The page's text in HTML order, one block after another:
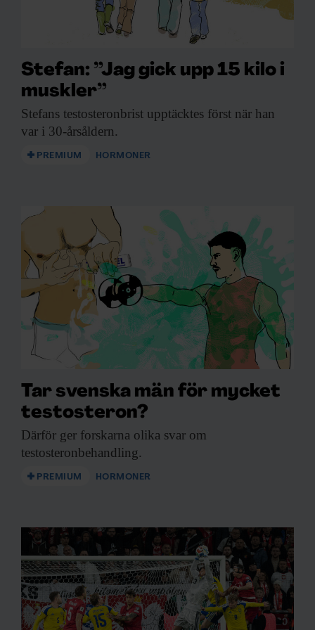
Stefan: ”Jag gick upp 15 kilo i
muskler”
Stefans testosteronbrist upptäcktes först när han
var i 30-årsåldern.
PREMIUM HORMONER
Tar svenska män för mycket
testosteron?
Därför ger forskarna olika svar om
testosteronbehandling.
PREMIUM HORMONER